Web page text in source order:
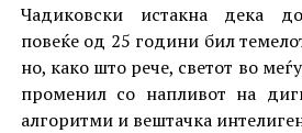
Чадиковски истакна дека
повеќе од 25 години бил
но, како што рече, светот во
променил со напливот на
алгоритми и вештачка